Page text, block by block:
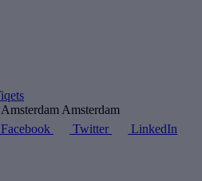
Amsterdam
Facebook Twitter LinkedIn